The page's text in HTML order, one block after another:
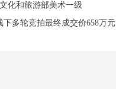
化和旅游部美术一级
下多轮竞拍最终成交价658万元